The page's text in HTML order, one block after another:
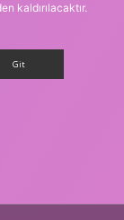
kaldırılacaktır.